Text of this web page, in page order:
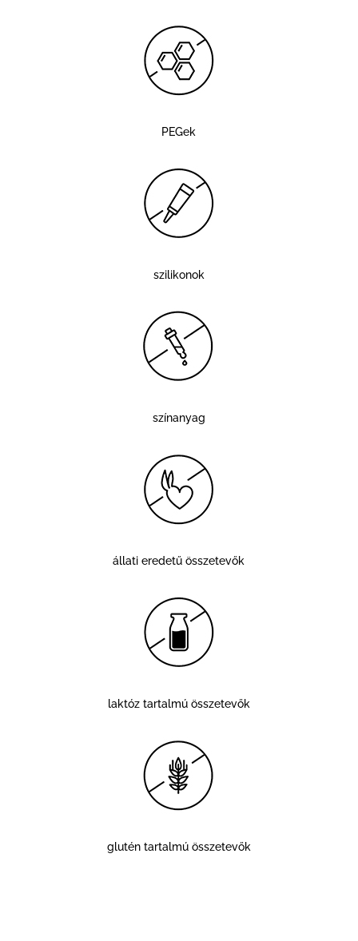
PEGek
szilikonok
színanyag
állati eredetű összetevők
laktóz tartalmú összetevők
glutén tartalmú összetevők